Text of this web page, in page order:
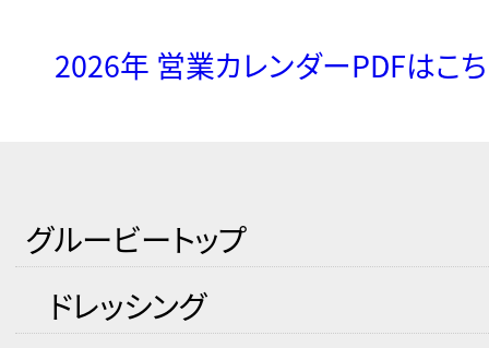
2026年 営業カレンダーPDFはこ
グルービートップ
ドレッシング